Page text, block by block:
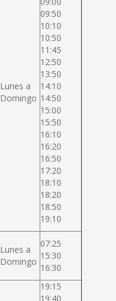
Lunes a
Domingo
09:50
10:10
10:50
11:45
12:50
13:50
14:10
14:50
15:00
15:50
16:10
16:20
16:50
17:20
18:10
18:20
18:50
19:10
Lunes a
Domingo
07:25
15:30
16:30
19:15
19:40